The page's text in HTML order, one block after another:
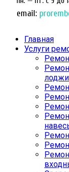
email:
Главная
Услуги